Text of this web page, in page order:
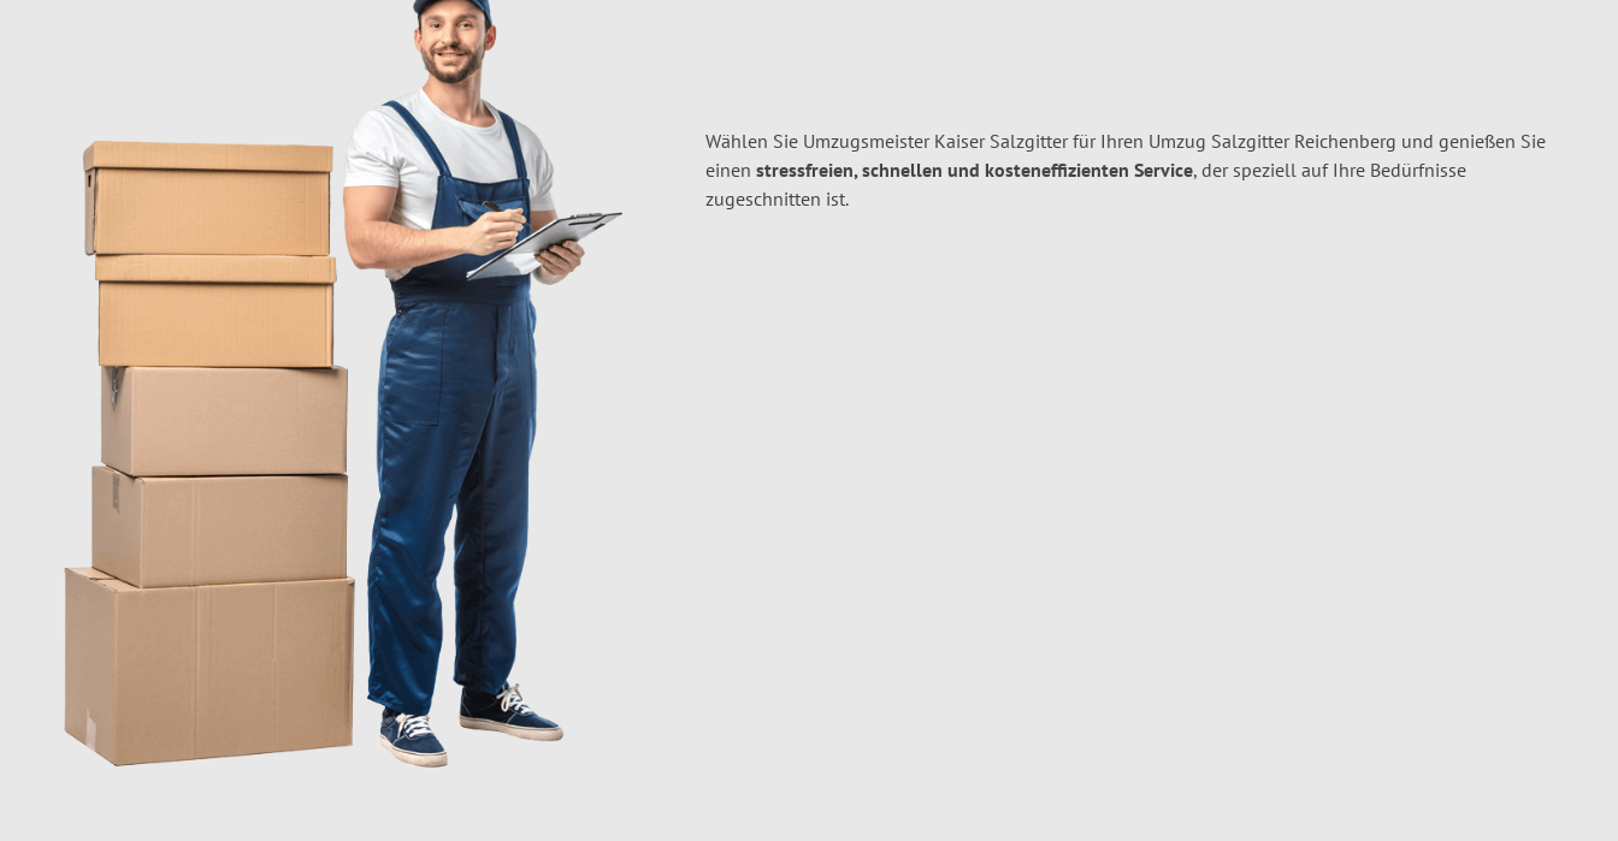
Wählen Sie Umzugsmeister Kaiser Salzgitter für Ihren Umzug Salzgitter Reichenberg und genießen Sie
einen stressfreien, schnellen und kosteneffizienten Service, der speziell auf Ihre Bedürfnisse
zugeschnitten ist.